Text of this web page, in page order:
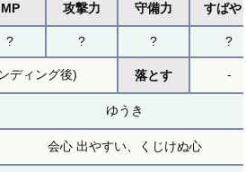
MP 攻撃力 守備力 すばや
? ? ? ?
ディング後) 落とす -
ゆうき
会心 出やすい、くじけぬ心